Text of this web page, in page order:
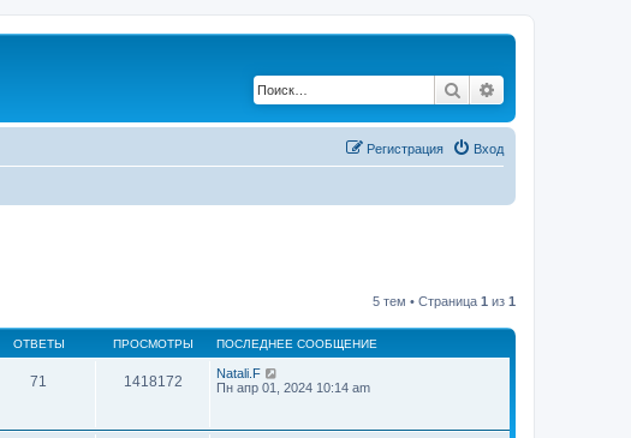
Поиск
Вход
Регистрация
5 тем • Страница 1 из 1
ОТВЕТЫ ПРОСМОТРЫ ПОСЛЕДНЕЕ СООБЩЕНИЕ
71 1418172
Natali.F
Пн апр 01, 2024 10:14 am